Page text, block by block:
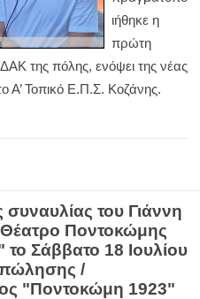
ιήθηκε η
πρώτη
της πόλης, ενόψει της νέας
Α’ Τοπικό Ε.Π.Σ. Κοζάνης.
του Γιάννη
Θέατρο Ποντοκώμης
Σάββατο 18 Ιουλίου
/
"Ποντοκώμη 1923"